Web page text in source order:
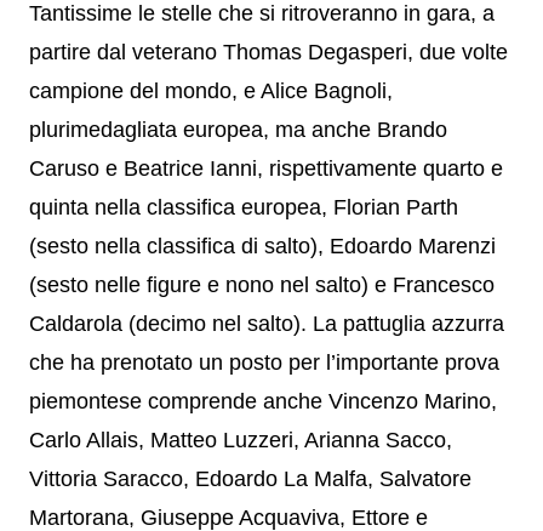
Tantissime le stelle che si ritroveranno in gara, a
partire dal veterano Thomas Degasperi, due volte
campione del mondo, e Alice Bagnoli,
plurimedagliata europea, ma anche Brando
Caruso e Beatrice Ianni, rispettivamente quarto e
quinta nella classifica europea, Florian Parth
(sesto nella classifica di salto), Edoardo Marenzi
(sesto nelle figure e nono nel salto) e Francesco
Caldarola (decimo nel salto). La pattuglia azzurra
che ha prenotato un posto per l’importante prova
piemontese comprende anche Vincenzo Marino,
Carlo Allais, Matteo Luzzeri, Arianna Sacco,
Vittoria Saracco, Edoardo La Malfa, Salvatore
Martorana, Giuseppe Acquaviva, Ettore e